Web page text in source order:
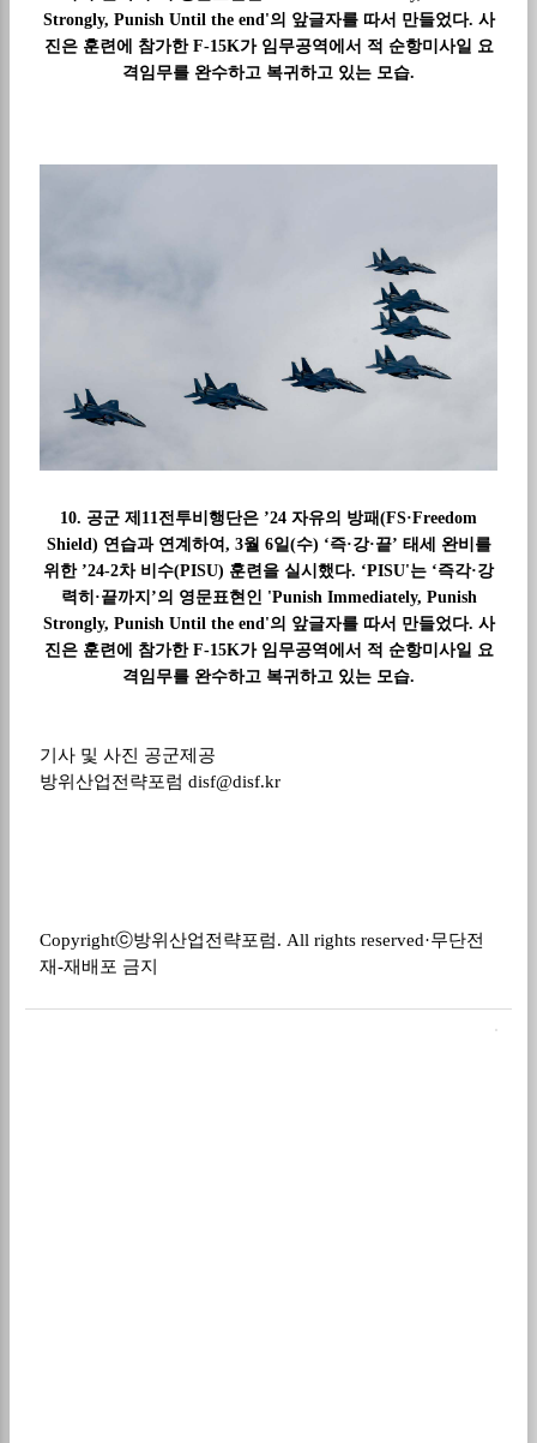
Strongly, Punish Until the end'의 앞글자를 따서 만들었다. 사
진은 훈련에 참가한 F-15K가 임무공역에서 적 순항미사일 요
격임무를 완수하고 복귀하고 있는 모습.
10. 공군 제11전투비행단은 ’24 자유의 방패(FS·Freedom
Shield) 연습과 연계하여, 3월 6일(수) ‘즉·강·끝’ 태세 완비를
위한 ’24-2차 비수(PISU) 훈련을 실시했다. ‘PISU'는 ‘즉각·강
력히·끝까지’의 영문표현인 'Punish Immediately, Punish
Strongly, Punish Until the end'의 앞글자를 따서 만들었다. 사
진은 훈련에 참가한 F-15K가 임무공역에서 적 순항미사일 요
격임무를 완수하고 복귀하고 있는 모습.
기사 및 사진 공군제공
방위산업전략포럼 disf@disf.kr
Copyrightⓒ방위산업전략포럼. All rights reserved·무단전
재-재배포 금지